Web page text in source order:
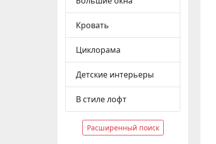
Кровать
Циклорама
Детские интерьеры
В стиле лофт
Расширенный поиск